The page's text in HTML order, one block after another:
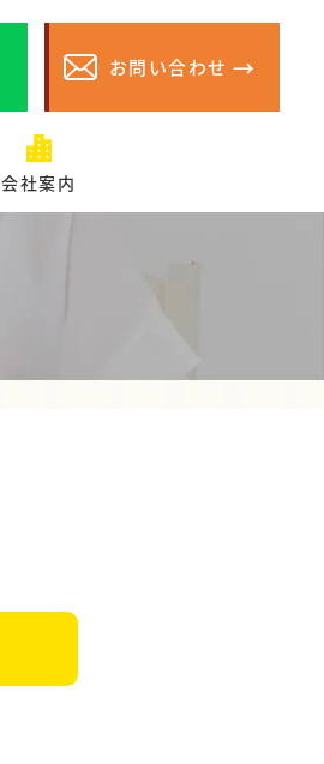
お問い合わせ
会社案内